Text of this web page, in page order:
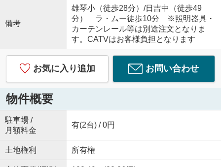
備考
雄琴小（徒歩28分）/日吉中（徒歩49
分） ラ・ムー徒歩10分 ※照明器具・
カーテンレール等は別途注文となりま
す。CATVはお客様負担となります
お気に入り追加 お問い合わせ
物件概要
駐車場 /
月額料金
有(2台) / 0円
土地権利 所有権